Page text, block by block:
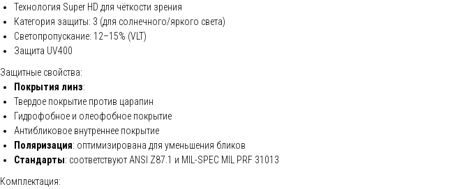
Технология Super HD для чёткости зрения
Категория защиты: 3 (для солнечного/яркого света)
Светопропускание: 12–15% (VLT)
Защита UV400
Защитные свойства:
Покрытия линз:
Твердое покрытие против царапин
Гидрофобное и олеофобное покрытие
Антибликовое внутреннее покрытие
Поляризация: оптимизирована для уменьшения бликов
Стандарты: соответствуют ANSI Z87.1 и MIL-SPEC MIL PRF 31013
Комплектация: